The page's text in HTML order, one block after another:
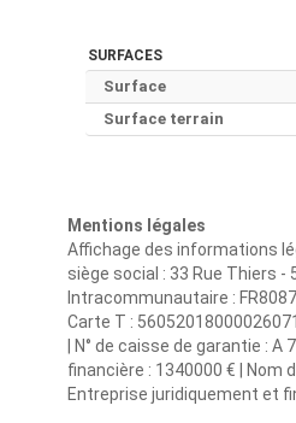
SURFACES
Surface
Surface terrain
Mentions légales
Affichage des informations
siège social : 33 Rue Thiers -
Intracommunautaire :
Carte T :
| N° de caisse de garantie :
financière : 1340000 € | Nom
Entreprise juridiquement et